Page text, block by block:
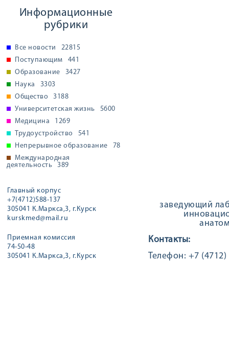
Информационные
рубрики
Все новости
22815
Поступающим
441
Образование
3427
Наука
3303
Общество
3188
Университетская жизнь
5600
Медицина
1269
Трудоустройство
541
Непрерывное образование
78
Международная
деятельность
389
Главный корпус
+7(4712)588-137
305041 К.Маркса,3, г.Курск
kurskmed@mail.ru
Приемная комиссия
74-50-48
305041 К.Маркса,3, г.Курск
заведующий
Контакты:
Телефон: +7